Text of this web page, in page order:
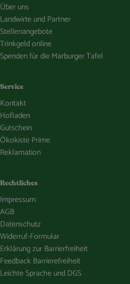
Über uns
Landwirte und Partner
Stellenangebote
Trinkgeld online
Spenden für die Marburger Tafel
Service
Kontakt
Hofladen
Gutschein
Ökokiste Prime
Reklamation
Rechtliches
Impressum
AGB
Datenschutz
Widerruf-Formular
Erklärung zur Barrierfreiheit
Feedback Barrierefreiheit
Leichte Sprache und DGS